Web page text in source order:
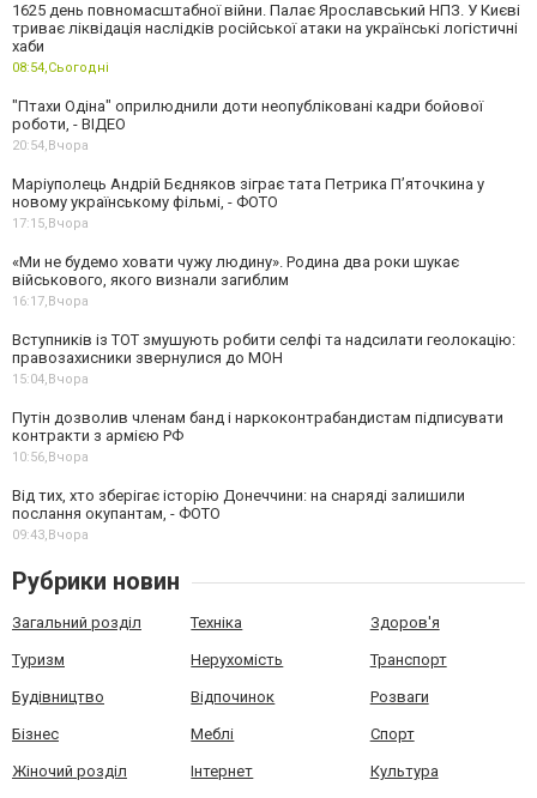
1625 день повномасштабної війни. Палає Ярославський НПЗ. У Києві
триває ліквідація наслідків російської атаки на українські логістичні
хаби
08:54,Сьогодні
"Птахи Одіна" оприлюднили доти неопубліковані кадри бойової
роботи, - ВІДЕО
20:54,Вчора
Маріуполець Андрій Бєдняков зіграє тата Петрика П’яточкина у
новому українському фільмі, - ФОТО
17:15,Вчора
«Ми не будемо ховати чужу людину». Родина два роки шукає
військового, якого визнали загиблим
16:17,Вчора
Вступників із ТОТ змушують робити селфі та надсилати геолокацію:
правозахисники звернулися до МОН
15:04,Вчора
Путін дозволив членам банд і наркоконтрабандистам підписувати
контракти з армією РФ
10:56,Вчора
Від тих, хто зберігає історію Донеччини: на снаряді залишили
послання окупантам, - ФОТО
09:43,Вчора
Рубрики новин
Загальний розділ Техніка Здоров'я
Туризм Нерухомість Транспорт
Будівництво Відпочинок Розваги
Бізнес Меблі Спорт
Жіночий розділ Інтернет Культура